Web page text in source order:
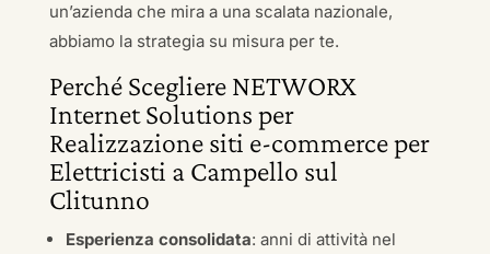
un’azienda che mira a una scalata nazionale,
abbiamo la strategia su misura per te.
Perché Scegliere NETWORX
Internet Solutions per
Realizzazione siti e-commerce per
Elettricisti a Campello sul
Clitunno
Esperienza consolidata: anni di attività nel